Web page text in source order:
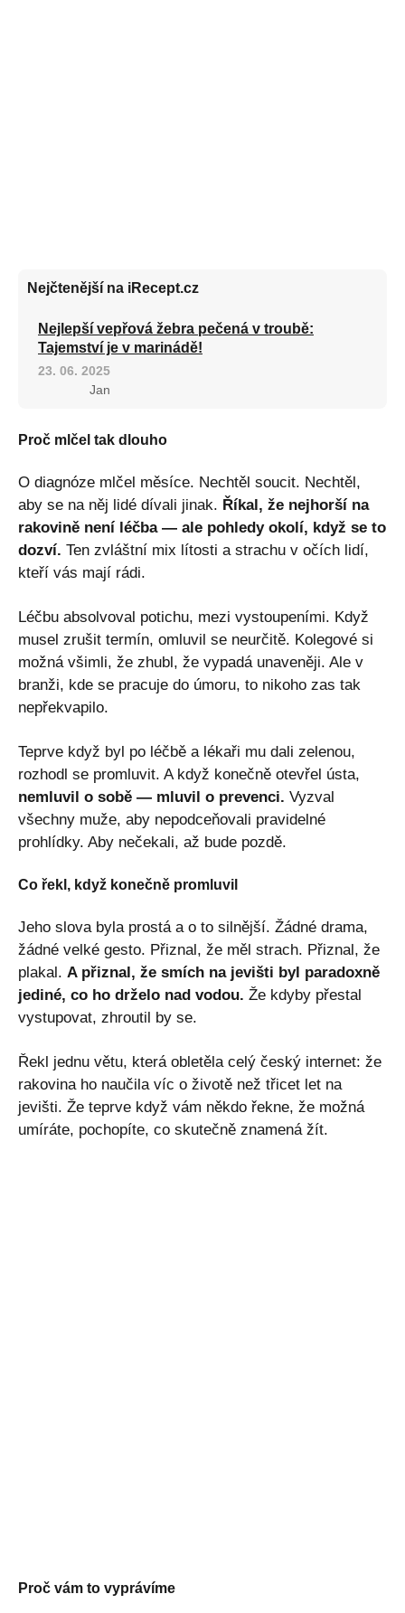
Nejčtenější na iRecept.cz
Nejlepší vepřová žebra pečená v troubě:
Tajemství je v marinádě!
23. 06. 2025
Jan
Proč mlčel tak dlouho
O diagnóze mlčel měsíce. Nechtěl soucit. Nechtěl,
aby se na něj lidé dívali jinak. Říkal, že nejhorší na
rakovině není léčba — ale pohledy okolí, když se to
dozví. Ten zvláštní mix lítosti a strachu v očích lidí,
kteří vás mají rádi.
Léčbu absolvoval potichu, mezi vystoupeními. Když
musel zrušit termín, omluvil se neurčitě. Kolegové si
možná všimli, že zhubl, že vypadá unaveněji. Ale v
branži, kde se pracuje do úmoru, to nikoho zas tak
nepřekvapilo.
Teprve když byl po léčbě a lékaři mu dali zelenou,
rozhodl se promluvit. A když konečně otevřel ústa,
nemluvil o sobě — mluvil o prevenci. Vyzval
všechny muže, aby nepodceňovali pravidelné
prohlídky. Aby nečekali, až bude pozdě.
Co řekl, když konečně promluvil
Jeho slova byla prostá a o to silnější. Žádné drama,
žádné velké gesto. Přiznal, že měl strach. Přiznal, že
plakal. A přiznal, že smích na jevišti byl paradoxně
jediné, co ho drželo nad vodou. Že kdyby přestal
vystupovat, zhroutil by se.
Řekl jednu větu, která obletěla celý český internet: že
rakovina ho naučila víc o životě než třicet let na
jevišti. Že teprve když vám někdo řekne, že možná
umíráte, pochopíte, co skutečně znamená žít.
Proč vám to vyprávíme